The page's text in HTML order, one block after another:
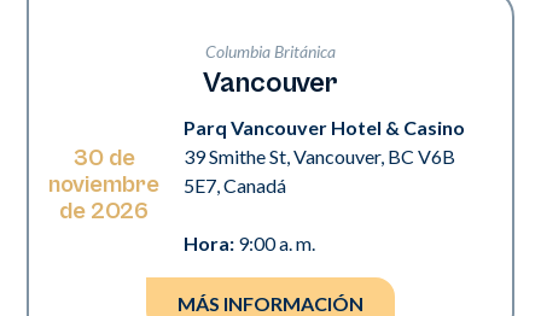
Columbia Británica
Vancouver
30 de
noviembre
de 2026
Parq Vancouver Hotel & Casino
39 Smithe St, Vancouver, BC V6B
5E7, Canadá
Hora: 9:00 a. m.
MÁS INFORMACIÓN